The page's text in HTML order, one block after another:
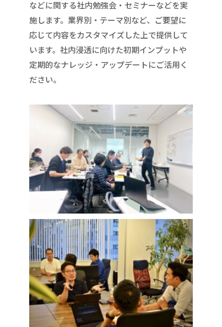
などに関する社内勉強会・セミナーなどを実
施します。業界別・テーマ別など、ご要望に
応じて内容をカスタマイズした上で提供して
います。社内浸透に向けた初期インプットや
定期的なナレッジ・アップデートにご活用く
ださい。